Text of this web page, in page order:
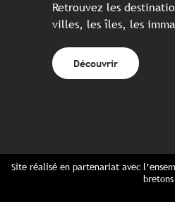
Retrouvez les
villes, les îles, les
Découvrir
Site réalisé en partenariat avec
bretons